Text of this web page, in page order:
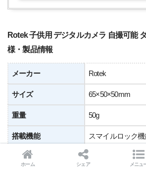
Rotek 子供用 デジタルカメラ 自撮可能
様・製品情報
メーカー Rotek
サイズ 65×50×50mm
重量 50g
搭載機能 スマイルロック
ホーム シェア メニュ